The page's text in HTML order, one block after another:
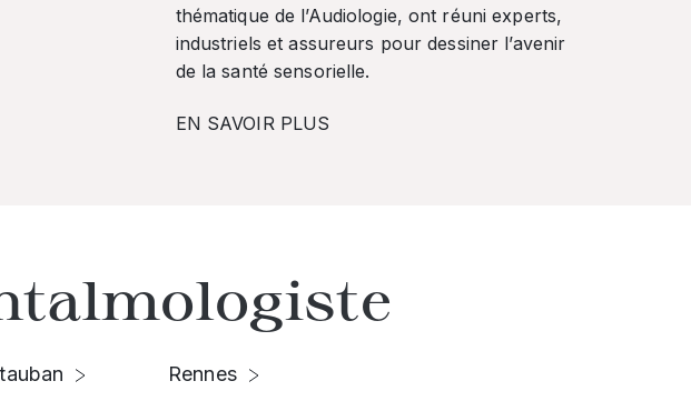
thématique de l’Audiologie, ont réuni experts,
industriels et assureurs pour dessiner l’avenir
de la santé sensorielle.
EN SAVOIR PLUS
Rennes